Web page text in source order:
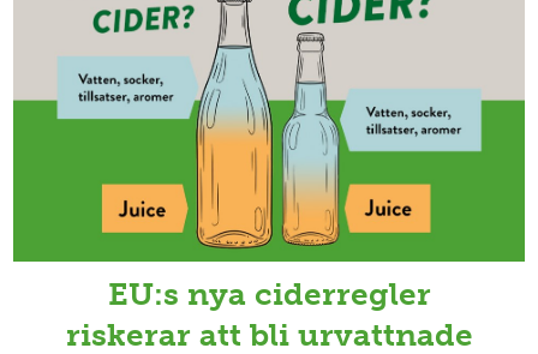
EU:s nya ciderregler
riskerar att bli urvattnade